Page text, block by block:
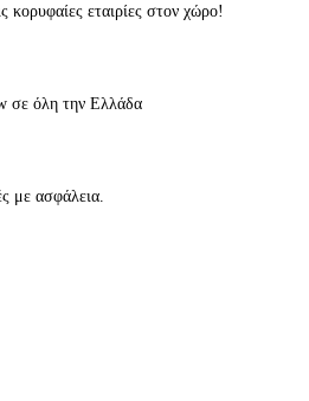
κορυφαίες εταιρίες στον χώρο!
σε όλη την Ελλάδα
με ασφάλεια.